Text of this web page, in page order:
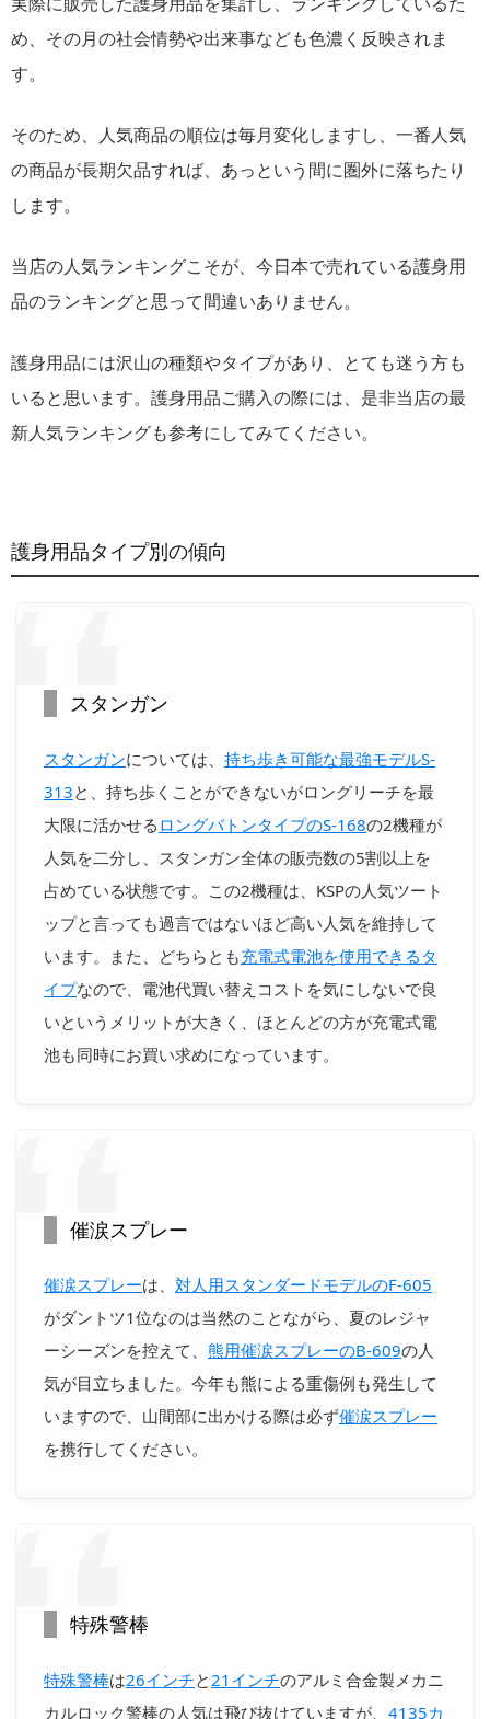
め、その月の社会情勢や出来事なども色濃く反映されま
す。
そのため、人気商品の順位は毎月変化しますし、一番人気
の商品が長期欠品すれば、あっという間に圏外に落ちたり
します。
当店の人気ランキングこそが、今日本で売れている護身用
品のランキングと思って間違いありません。
護身用品には沢山の種類やタイプがあり、とても迷う方も
いると思います。護身用品ご購入の際には、是非当店の最
新人気ランキングも参考にしてみてください。
護身用品タイプ別の傾向
スタンガン
スタンガンについては、 持ち歩き可能な最強モデルS-
313と、持ち歩くことができないがロングリーチを最
大限に活かせる ロングバトンタイプのS-168の2機種が
人気を二分し、スタンガン全体の販売数の5割以上を
占めている状態です。この2機種は、KSPの人気ツート
ップと言っても過言ではないほど高い人気を維持して
います。また、どちらとも充電式電池を使用できるタ
イプなので、電池代買い替えコストを気にしないで良
いというメリットが大きく、ほとんどの方が充電式電
池も同時にお買い求めになっています。
催涙スプレー
催涙スプレーは、 対人用スタンダードモデルのF-605
がダントツ1位なのは当然のことながら、夏のレジャ
ーシーズンを控えて、 熊用催涙スプレーのB-609の人
気が目立ちました。今年も熊による重傷例も発生して
いますので、山間部に出かける際は必ず催涙スプレー
を携行してください。
特殊警棒
特殊警棒は26インチと 21インチのアルミ合金製メカニ
カルロック警棒の人気は飛び抜けていますが、 4135カ